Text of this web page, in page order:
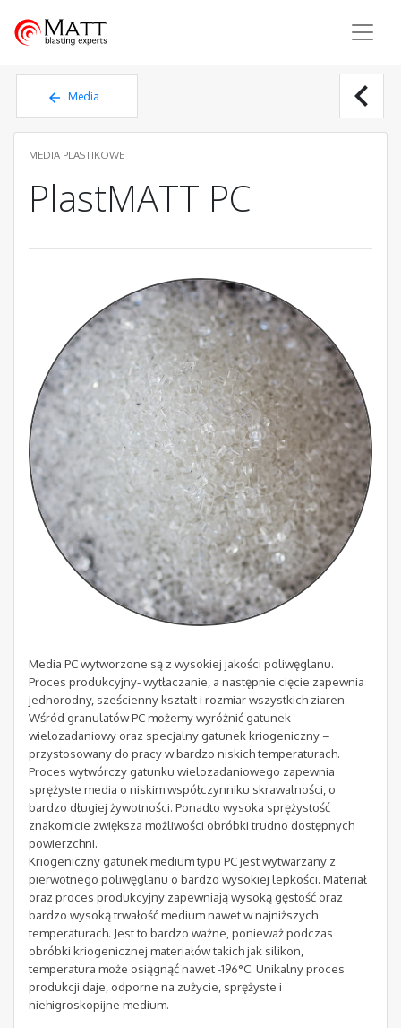
Matt - blasting experts
Media chevron_left
MEDIA PLASTIKOWE
PlastMATT PC
Media PC wytworzone są z wysokiej jakości poliwęglanu.
Proces produkcyjny- wytłaczanie, a następnie cięcie zapewnia
jednorodny, sześcienny kształt i rozmiar wszystkich ziaren.
Wśród granulatów PC możemy wyróżnić gatunek
wielozadaniowy oraz specjalny gatunek kriogeniczny –
przystosowany do pracy w bardzo niskich temperaturach.
Proces wytwórczy gatunku wielozadaniowego zapewnia
sprężyste media o niskim współczynniku skrawalności, o
bardzo długiej żywotności. Ponadto wysoka sprężystość
znakomicie zwiększa możliwości obróbki trudno dostępnych
powierzchni.
Kriogeniczny gatunek medium typu PC jest wytwarzany z
pierwotnego poliwęglanu o bardzo wysokiej lepkości. Materiał
oraz proces produkcyjny zapewniają wysoką gęstość oraz
bardzo wysoką trwałość medium nawet w najniższych
temperaturach. Jest to bardzo ważne, ponieważ podczas
obróbki kriogenicznej materiałów takich jak silikon,
temperatura może osiągnąć nawet -196°C. Unikalny proces
produkcji daje, odporne na zużycie, sprężyste i
niehigroskopijne medium.